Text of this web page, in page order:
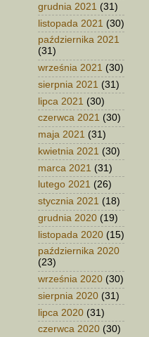
grudnia 2021 (31)
listopada 2021 (30)
października 2021
(31)
września 2021 (30)
sierpnia 2021 (31)
lipca 2021 (30)
czerwca 2021 (30)
maja 2021 (31)
kwietnia 2021 (30)
marca 2021 (31)
lutego 2021 (26)
stycznia 2021 (18)
grudnia 2020 (19)
listopada 2020 (15)
października 2020
(23)
września 2020 (30)
sierpnia 2020 (31)
lipca 2020 (31)
czerwca 2020 (30)